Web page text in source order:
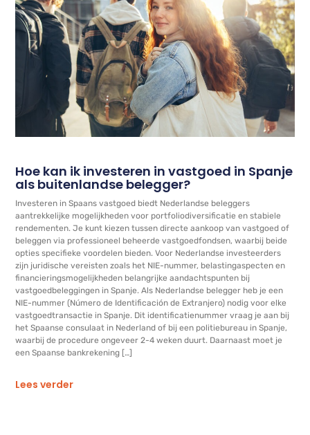
Hoe kan ik investeren in vastgoed in Spanje
als buitenlandse belegger?
Investeren in Spaans vastgoed biedt Nederlandse beleggers
aantrekkelijke mogelijkheden voor portfoliodiversificatie en stabiele
rendementen. Je kunt kiezen tussen directe aankoop van vastgoed of
beleggen via professioneel beheerde vastgoedfondsen, waarbij beide
opties specifieke voordelen bieden. Voor Nederlandse investeerders
zijn juridische vereisten zoals het NIE-nummer, belastingaspecten en
financieringsmogelijkheden belangrijke aandachtspunten bij
vastgoedbeleggingen in Spanje. Als Nederlandse belegger heb je een
NIE-nummer (Número de Identificación de Extranjero) nodig voor elke
vastgoedtransactie in Spanje. Dit identificatienummer vraag je aan bij
het Spaanse consulaat in Nederland of bij een politiebureau in Spanje,
waarbij de procedure ongeveer 2-4 weken duurt. Daarnaast moet je
een Spaanse bankrekening […]
Lees verder